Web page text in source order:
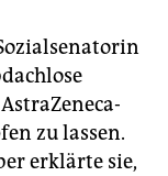
zu lassen.
erklärte sie,